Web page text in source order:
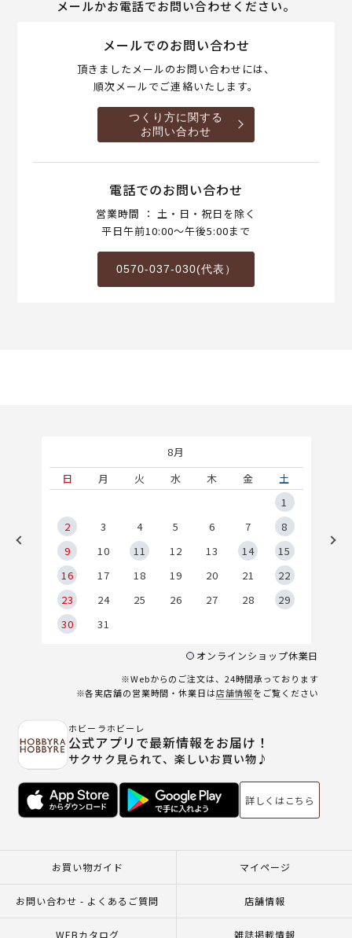
メールかお電話でお問い合わせください。
メールでのお問い合わせ
頂きましたメールのお問い合わせには、
順次メールでご連絡いたします。
つくり方に関する
お問い合わせ
電話でのお問い合わせ
営業時間 ： 土・日・祝日を除く
平日午前10:00～午後5:00まで
0570-037-030(代表）
8月
日
月 火 水 木 金
土
1
2
3 4 5 6 7
8
9
10 11 12 13 14
15
16
17 18 19 20 21
22
23
24 25 26 27 28
29
30
31
オンラインショップ休業日
※Webからのご注文は、24時間承っております
※各実店舗の営業時間・休業日は店舗情報をご覧ください
ホビーラホビーレ
公式アプリで最新情報をお届け！
サクサク見られて、楽しいお買い物♪
詳しくはこちら
お買い物ガイド マイページ
お問い合わせ - よくあるご質問 店舗情報
WEBカタログ 雑誌掲載情報